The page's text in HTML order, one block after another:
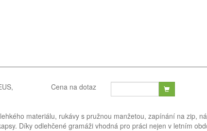
Cena na dotaz
materiálu, rukávy s pružnou manžetou, zapínání na zip,
Díky odlehčené gramáži vhodná pro práci nejen v letním